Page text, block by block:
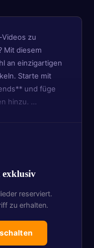
Videos zu
Mit diesem
an einzigartigen
Starte mit
und füge
hinzu. …
exklusiv
reserviert.
zu erhalten.